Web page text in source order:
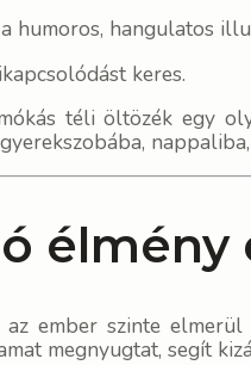
humoros, hangulatos
keres.
téli öltözék egy
ember szinte
megnyugtat, segít